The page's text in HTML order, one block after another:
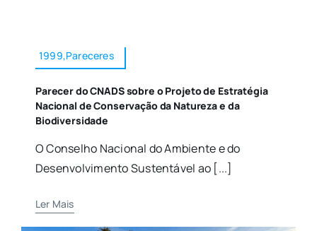
1999,Pareceres
Parecer do CNADS sobre o Projeto de Estratégia
Nacional de Conservação da Natureza e da
Biodiversidade
O Conselho Nacional do Ambiente e do
Desenvolvimento Sustentável ao [...]
Ler Mais